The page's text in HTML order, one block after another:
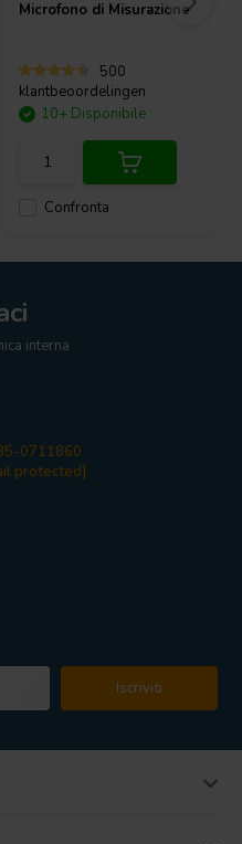
Microfono di Misurazione
500
klantbeoordelingen
Confronta
10+ Disponibile
interna
0711860
protected]
Iscriviti